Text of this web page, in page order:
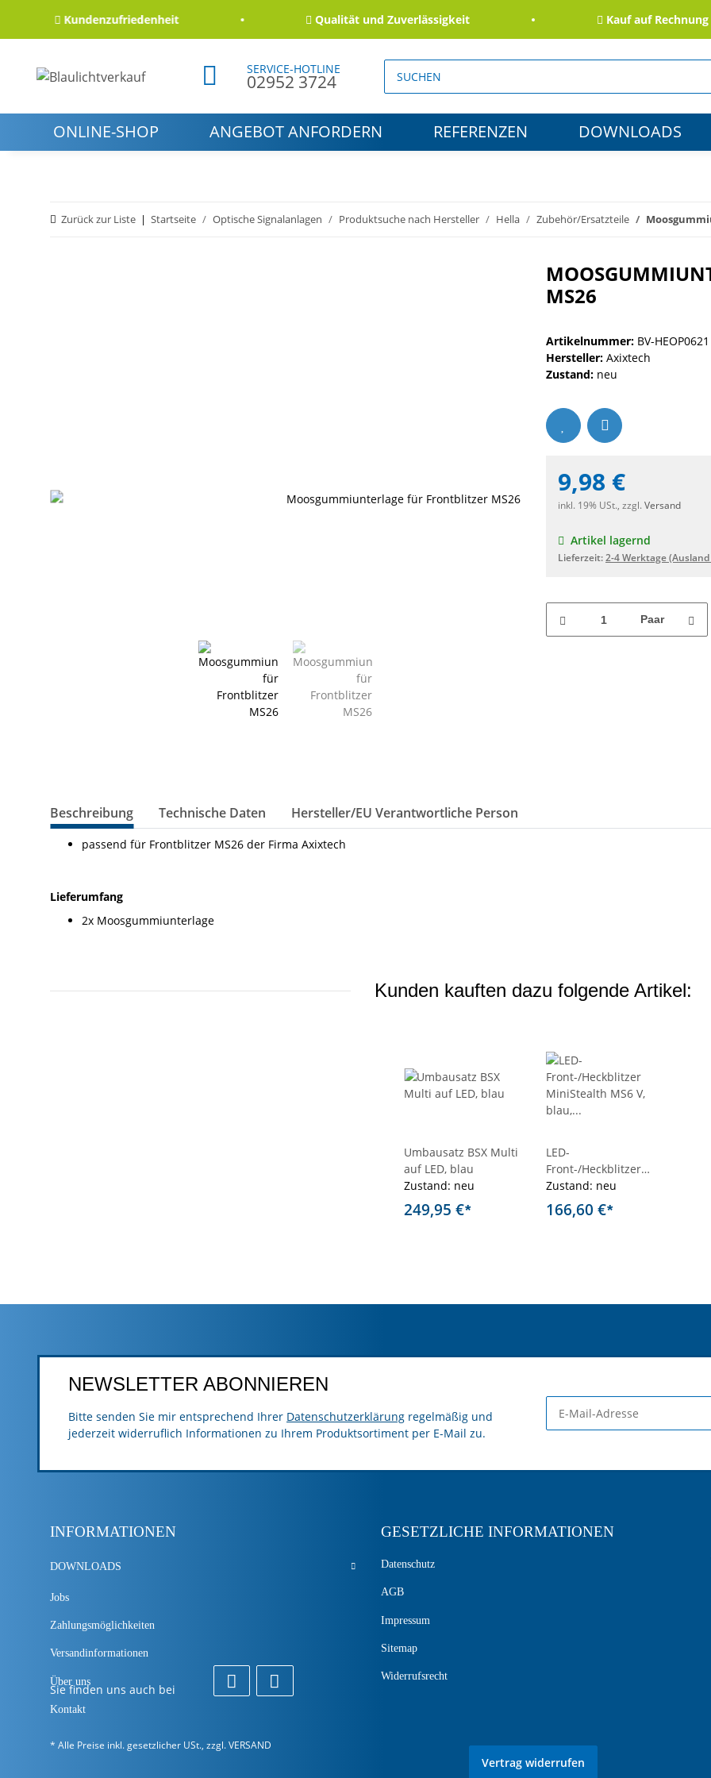
Kundenzufriedenheit Qualität und Zuverlässigkeit Kauf auf Rechnung
SERVICE-HOTLINE
02952 3724
ONLINE-SHOP ANGEBOT ANFORDERN REFERENZEN DOWNLOADS
Zurück zur Liste Startseite Optische Signalanlagen Produktsuche nach Hersteller Hella Zubehör/Ersatzteile
MS26
Artikelnummer: BV-HEOP0621
Hersteller: Axixtech
Zustand: neu
9,98 €
inkl. 19% USt., zzgl. Versand
Artikel lagernd
Lieferzeit:2-4 Werktage
Paar
Beschreibung Technische Daten Hersteller/EU Verantwortliche Person
passend für Frontblitzer MS26 der Firma Axixtech
Lieferumfang
2x Moosgummiunterlage
Kunden kauften dazu folgende Artikel:
Umbausatz BSX Multi
auf LED, blau
Zustand: neu
249,95 €*
LED-
Front-/Heckblitzer
MiniStealth MS6 V,
blau, getönte
Scheibe,
Zustand: neu
166,60 €*
NEWSLETTER ABONNIEREN
Bitte senden Sie mir entsprechend Ihrer Datenschutzerklärung regelmäßig und
jederzeit widerruflich Informationen zu Ihrem Produktsortiment per E-Mail zu.
INFORMATIONEN
DOWNLOADS
Jobs
Zahlungsmöglichkeiten
Versandinformationen
Über uns
Kontakt
GESETZLICHE INFORMATIONEN
Datenschutz
AGB
Impressum
Sitemap
Widerrufsrecht
Vertrag widerrufen
Sie finden uns auch bei
* Alle Preise inkl. gesetzlicher USt., zzgl.VERSAND